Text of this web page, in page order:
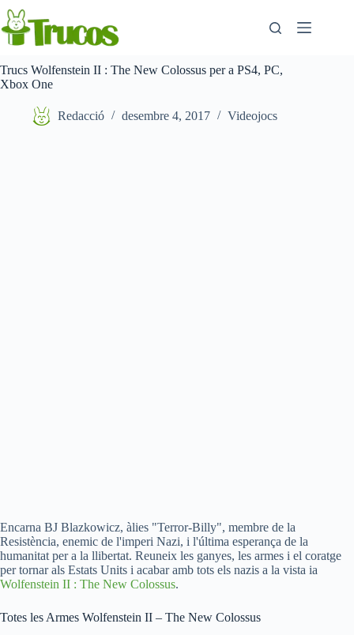
Saltar
al
contingut
Trucs Wolfenstein II : The New Colossus per a PS4, PC,
Xbox One
Redacció desembre 4, 2017 Videojocs
Encarna BJ Blazkowicz, àlies "Terror-Billy", membre de la
Resistència, enemic de l'imperi Nazi, i l'última esperança de la
humanitat per a la llibertat. Reuneix les ganyes, les armes i el coratge
per tornar als Estats Units i acabar amb tots els nazis a la vista ia
Wolfenstein II : The New Colossus.
Totes les Armes Wolfenstein II – The New Colossus